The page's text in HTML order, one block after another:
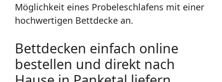
Möglichkeit eines Probeleschlafens mit einer
hochwertigen Bettdecke an.
Bettdecken einfach online
bestellen und direkt nach